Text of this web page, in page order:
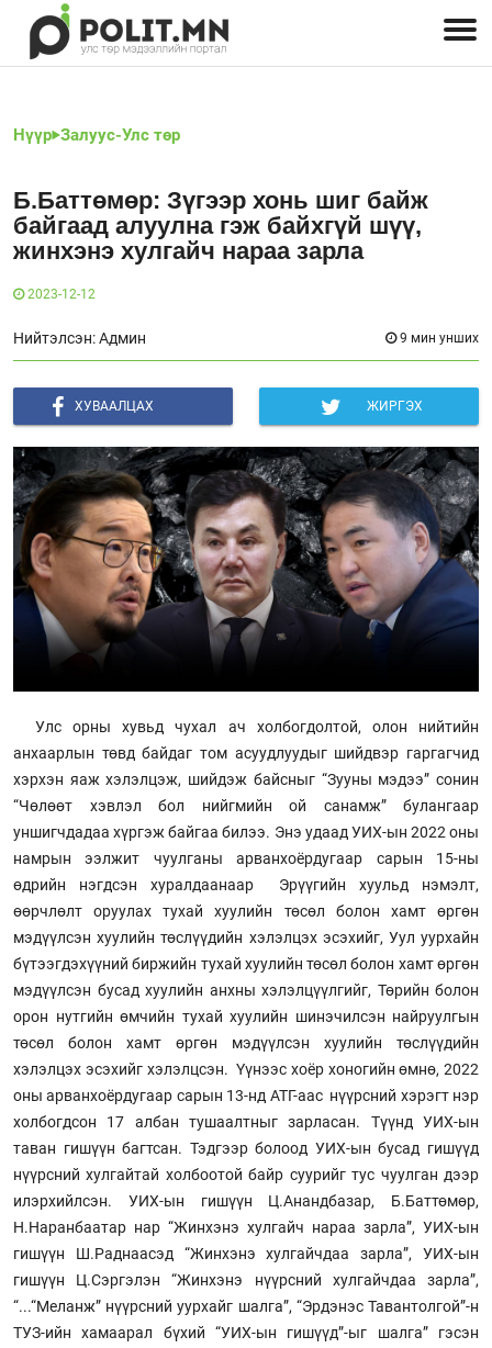
Нүүр Залуус-Улс төр
Б.Баттөмөр: Зүгээр хонь шиг байж
байгаад алуулна гэж байхгүй шүү,
жинхэнэ хулгайч нараа зарла
2023-12-12
Нийтэлсэн: Админ 9 мин унших
ХУВААЛЦАХ ЖИРГЭХ
Улс орны хувьд чухал ач холбогдолтой, олон нийтийн
анхаарлын төвд байдаг том асуудлуудыг шийдвэр гаргагчид
хэрхэн яаж хэлэлцэж, шийдэж байсныг “Зууны мэдээ” сонин
“Чөлөөт хэвлэл бол нийгмийн ой санамж” булангаар
уншигчдадаа хүргэж байгаа билээ. Энэ удаад УИХ-ын 2022 оны
намрын ээлжит чуулганы арванхоёрдугаар сарын 15-ны
өдрийн нэгдсэн хуралдаанаар Эрүүгийн хуульд нэмэлт,
өөрчлөлт оруулах тухай хуулийн төсөл болон хамт өргөн
мэдүүлсэн хуулийн төслүүдийн хэлэлцэх эсэхийг, Уул уурхайн
бүтээгдэхүүний биржийн тухай хуулийн төсөл болон хамт өргөн
мэдүүлсэн бусад хуулийн анхны хэлэлцүүлгийг, Төрийн болон
орон нутгийн өмчийн тухай хуулийн шинэчилсэн найруулгын
төсөл болон хамт өргөн мэдүүлсэн хуулийн төслүүдийн
хэлэлцэх эсэхийг хэлэлцсэн. Үүнээс хоёр хоногийн өмнө, 2022
оны арванхоёрдугаар сарын 13-нд АТГ-аас нүүрсний хэрэгт нэр
холбогдсон 17 албан тушаалтныг зарласан. Түүнд УИХ-ын
таван гишүүн багтсан. Тэдгээр болоод УИХ-ын бусад гишүүд
нүүрсний хулгайтай холбоотой байр суурийг тус чуулган дээр
илэрхийлсэн. УИХ-ын гишүүн Ц.Анандбазар, Б.Баттөмөр,
Н.Наранбаатар нар “Жинхэнэ хулгайч нараа зарла”, УИХ-ын
гишүүн Ш.Раднаасэд “Жинхэнэ хулгайчдаа зарла”, УИХ-ын
гишүүн Ц.Сэргэлэн “Жинхэнэ нүүрсний хулгайчдаа зарла”,
“...“Меланж” нүүрсний уурхайг шалга”, “Эрдэнэс Тавантолгой”-н
ТУЗ-ийн хамаарал бүхий “УИХ-ын гишүүд”-ыг шалга” гэсэн